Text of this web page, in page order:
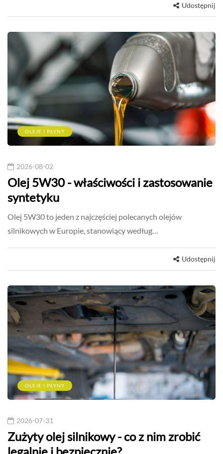
Udostępnij
OLEJE I PŁYNY
2026-08-02
Olej 5W30 - właściwości i zastosowanie
syntetyku
Olej 5W30 to jeden z najczęściej polecanych olejów
silnikowych w Europie, stanowiący według…
Udostępnij
OLEJE I PŁYNY
2026-07-31
Zużyty olej silnikowy - co z nim zrobić